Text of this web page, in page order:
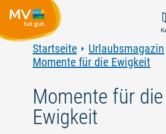
Inhalt
Startseite
Urlaubsmagazin
Momente für die Ewigkeit
Momente für die
Ewigkeit